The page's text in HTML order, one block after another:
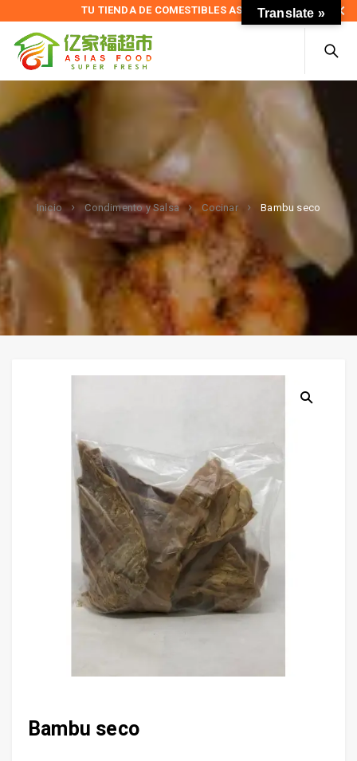
TU TIENDA DE COMESTIBLES ASIÁTICOS
Inicio Condimento y Salsa Cocinar Bambu seco
Bambu seco
Translate »